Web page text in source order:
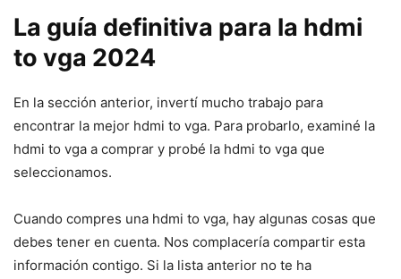
La guía definitiva para la hdmi
to vga 2024
En la sección anterior, invertí mucho trabajo para
encontrar la mejor hdmi to vga. Para probarlo, examiné la
hdmi to vga a comprar y probé la hdmi to vga que
seleccionamos.
Cuando compres una hdmi to vga, hay algunas cosas que
debes tener en cuenta. Nos complacería compartir esta
información contigo. Si la lista anterior no te ha